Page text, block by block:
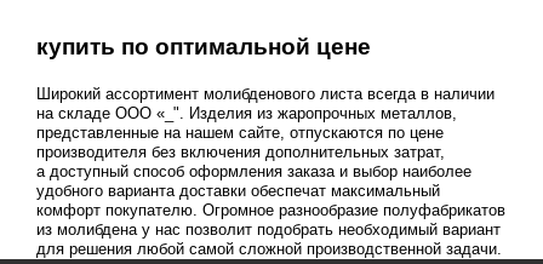
купить по оптимальной цене
Широкий ассортимент молибденового листа всегда в наличии
на складе ООО «_". Изделия из жаропрочных металлов,
представленные на нашем сайте, отпускаются по цене
производителя без включения дополнительных затрат,
а доступный способ оформления заказа и выбор наиболее
удобного варианта доставки обеспечат максимальный
комфорт покупателю. Огромное разнообразие полуфабрикатов
из молибдена у нас позволит подобрать необходимый вариант
для решения любой самой сложной производственной задачи.